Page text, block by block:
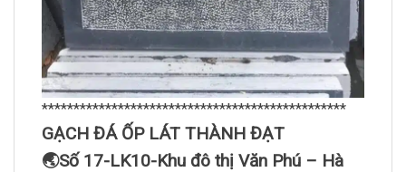
************************************************
GẠCH ĐÁ ỐP LÁT THÀNH ĐẠT
🌏Số 17-LK10-Khu đô thị Văn Phú – Hà